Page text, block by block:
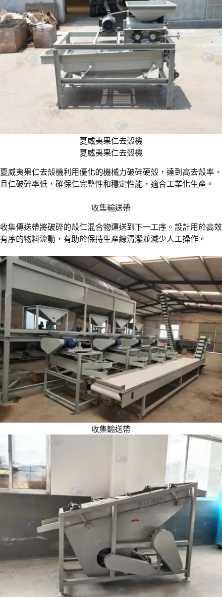
夏威夷果仁去殼機
夏威夷果仁去殼機
夏威夷果仁去殼機利用優化的機械力破碎硬殼，達到高去殼率，
且仁破碎率低，確保仁完整性和穩定性能，適合工業化生產。
收集輸送帶
收集傳送帶將破碎的殼仁混合物運送到下一工序。設計用於高效
有序的物料流動，有助於保持生產線清潔並減少人工操作。
收集輸送帶